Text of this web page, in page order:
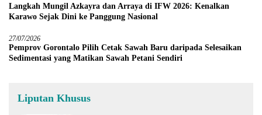
Langkah Mungil Azkayra dan Arraya di IFW 2026: Kenalkan
Karawo Sejak Dini ke Panggung Nasional
27/07/2026
Pemprov Gorontalo Pilih Cetak Sawah Baru daripada Selesaikan
Sedimentasi yang Matikan Sawah Petani Sendiri
Liputan Khusus